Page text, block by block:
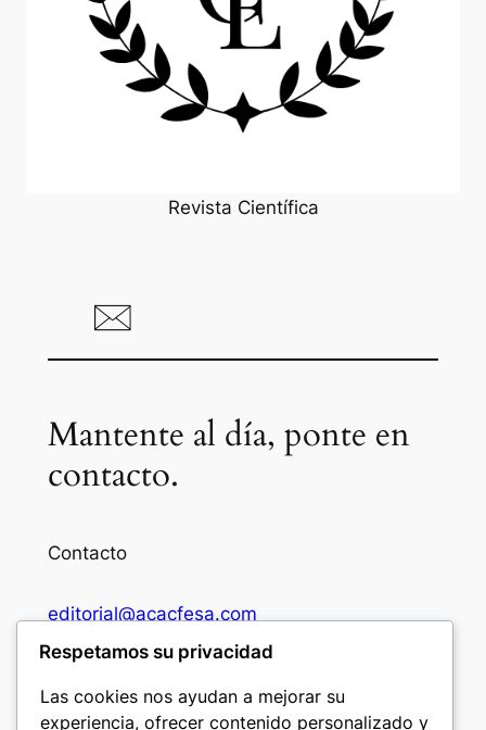
Revista Científica
Mantente al día, ponte en
contacto.
Contacto
editorial@acacfesa.com
Respetamos su privacidad
Las cookies nos ayudan a mejorar su
experiencia, ofrecer contenido personalizado y